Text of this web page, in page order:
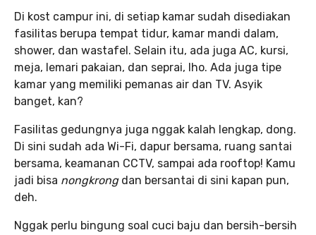
Di kost campur ini, di setiap kamar sudah disediakan
fasilitas berupa tempat tidur, kamar mandi dalam,
shower, dan wastafel. Selain itu, ada juga AC, kursi,
meja, lemari pakaian, dan seprai, lho. Ada juga tipe
kamar yang memiliki pemanas air dan TV. Asyik
banget, kan?
Fasilitas gedungnya juga nggak kalah lengkap, dong.
Di sini sudah ada Wi-Fi, dapur bersama, ruang santai
bersama, keamanan CCTV, sampai ada rooftop! Kamu
jadi bisa nongkrong dan bersantai di sini kapan pun,
deh.
Nggak perlu bingung soal cuci baju dan bersih-bersih